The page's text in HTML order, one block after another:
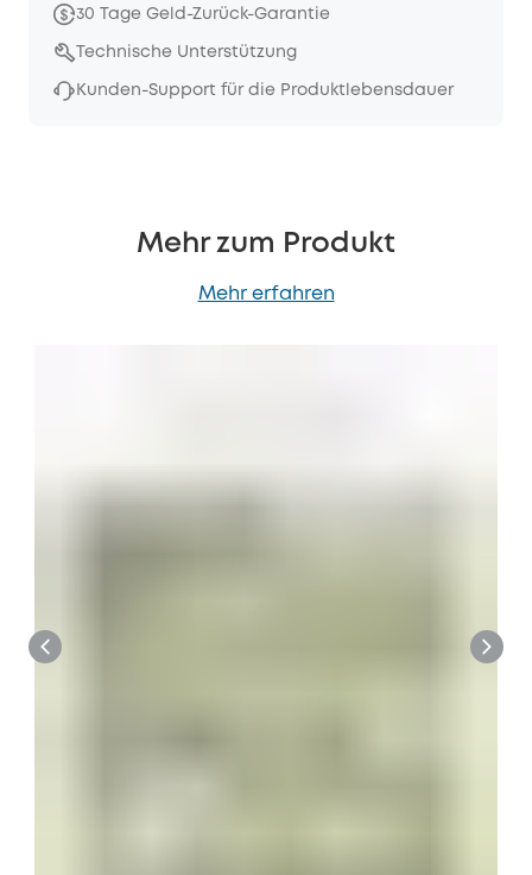
30 Tage Geld-Zurück-Garantie
Technische Unterstützung
Kunden-Support für die Produktlebensdauer
Mehr zum Produkt
Mehr erfahren